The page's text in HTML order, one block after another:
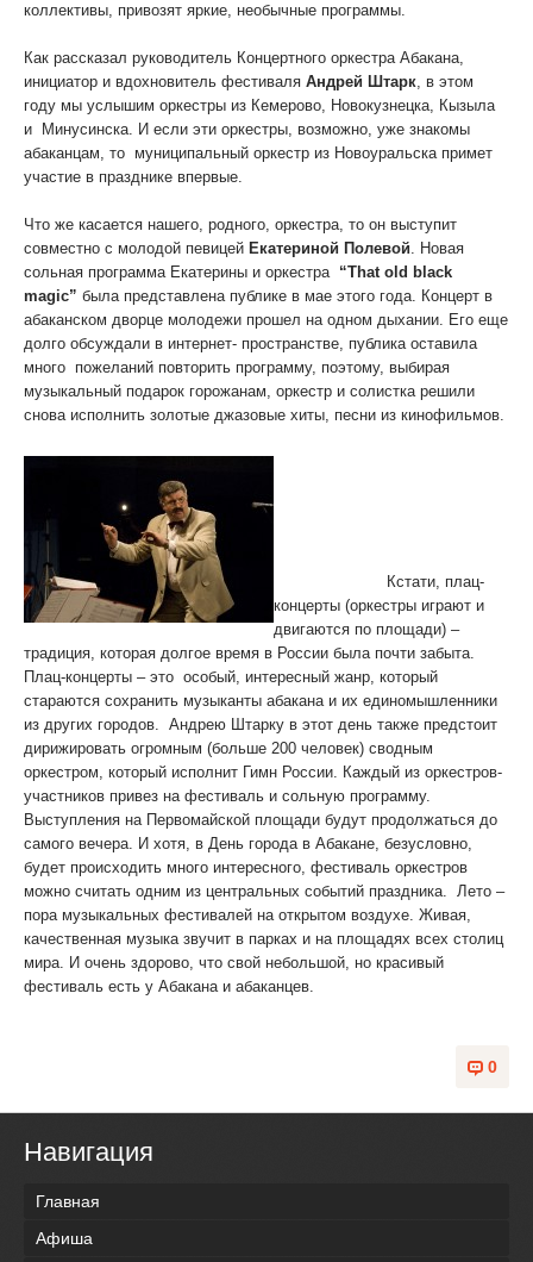
коллективы, привозят яркие, необычные программы.
Как рассказал руководитель Концертного оркестра Абакана,
инициатор и вдохновитель фестиваля Андрей Штарк, в этом
году мы услышим оркестры из Кемерово, Новокузнецка, Кызыла
и Минусинска. И если эти оркестры, возможно, уже знакомы
абаканцам, то муниципальный оркестр из Новоуральска примет
участие в празднике впервые.
Что же касается нашего, родного, оркестра, то он выступит
совместно с молодой певицей Екатериной Полевой. Новая
сольная программа Екатерины и оркестра “That old black
magic” была представлена публике в мае этого года. Концерт в
абаканском дворце молодежи прошел на одном дыхании. Его еще
долго обсуждали в интернет- пространстве, публика оставила
много пожеланий повторить программу, поэтому, выбирая
музыкальный подарок горожанам, оркестр и солистка решили
снова исполнить золотые джазовые хиты, песни из кинофильмов.
Кстати, плац-
концерты (оркестры играют и
двигаются по площади) –
традиция, которая долгое время в России была почти забыта.
Плац-концерты – это особый, интересный жанр, который
стараются сохранить музыканты абакана и их единомышленники
из других городов. Андрею Штарку в этот день также предстоит
дирижировать огромным (больше 200 человек) сводным
оркестром, который исполнит Гимн России. Каждый из оркестров-
участников привез на фестиваль и сольную программу.
Выступления на Первомайской площади будут продолжаться до
самого вечера. И хотя, в День города в Абакане, безусловно,
будет происходить много интересного, фестиваль оркестров
можно считать одним из центральных событий праздника. Лето –
пора музыкальных фестивалей на открытом воздухе. Живая,
качественная музыка звучит в парках и на площадях всех столиц
мира. И очень здорово, что свой небольшой, но красивый
фестиваль есть у Абакана и абаканцев.
0
Навигация
Главная
Афиша